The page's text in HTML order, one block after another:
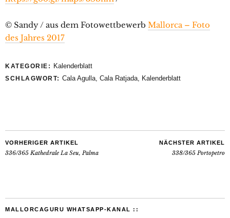
© Sandy / aus dem Fotowettbewerb Mallorca – Foto
des Jahres 2017
KATEGORIE: Kalenderblatt
SCHLAGWORT: Cala Agulla, Cala Ratjada, Kalenderblatt
VORHERIGER ARTIKEL
336/365 Kathedrale La Seu, Palma
NÄCHSTER ARTIKEL
338/365 Portopetro
MALLORCAGURU WHATSAPP-KANAL ::